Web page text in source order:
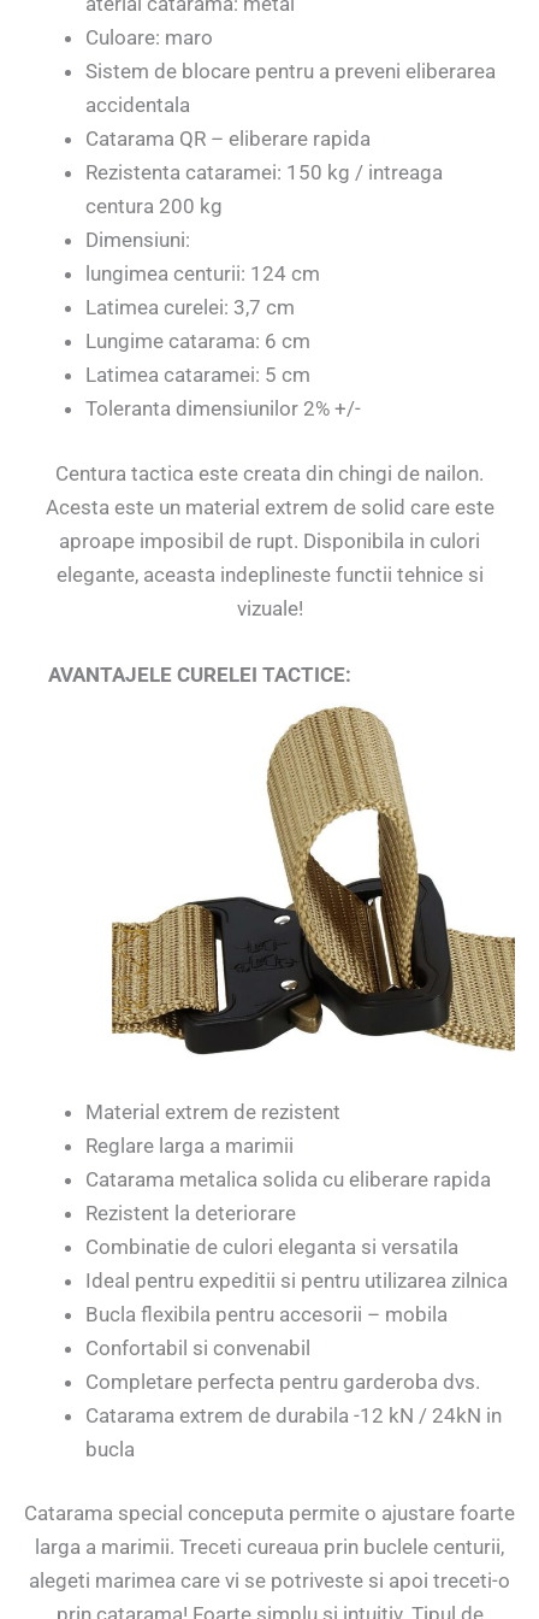
Culoare: maro
Sistem de blocare pentru a preveni eliberarea
accidentala
Catarama QR – eliberare rapida
Rezistenta cataramei: 150 kg / intreaga
centura 200 kg
Dimensiuni:
lungimea centurii: 124 cm
Latimea curelei: 3,7 cm
Lungime catarama: 6 cm
Latimea cataramei: 5 cm
Toleranta dimensiunilor 2% +/-
Centura tactica este creata din chingi de nailon.
Acesta este un material extrem de solid care este
aproape imposibil de rupt. Disponibila in culori
elegante, aceasta indeplineste functii tehnice si
vizuale!
AVANTAJELE CURELEI TACTICE:
Material extrem de rezistent
Reglare larga a marimii
Catarama metalica solida cu eliberare rapida
Rezistent la deteriorare
Combinatie de culori eleganta si versatila
Ideal pentru expeditii si pentru utilizarea zilnica
Bucla flexibila pentru accesorii – mobila
Confortabil si convenabil
Completare perfecta pentru garderoba dvs.
Catarama extrem de durabila -12 kN / 24kN in
bucla
Catarama special conceputa permite o ajustare foarte
larga a marimii. Treceti cureaua prin buclele centurii,
alegeti marimea care vi se potriveste si apoi treceti-o